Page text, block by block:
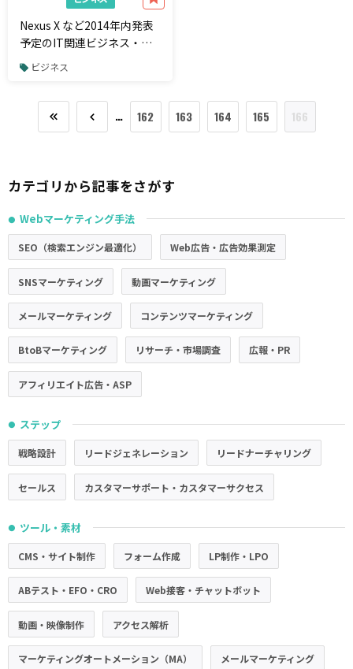
Nexus X など2014年内発表
予定のIT関連ビジネス・新
製品まとめ
ビジネス
… 162 163 164 165 166
カテゴリから記事をさがす
● Webマーケティング手法
SEO（検索エンジン最適化） Web広告・広告効果測定
SNSマーケティング 動画マーケティング
メールマーケティング コンテンツマーケティング
BtoBマーケティング リサーチ・市場調査 広報・PR
アフィリエイト広告・ASP
● ステップ
戦略設計 リードジェネレーション リードナーチャリング
セールス カスタマーサポート・カスタマーサクセス
● ツール・素材
CMS・サイト制作 フォーム作成 LP制作・LPO
ABテスト・EFO・CRO Web接客・チャットボット
動画・映像制作 アクセス解析
マーケティングオートメーション（MA） メールマーケティング